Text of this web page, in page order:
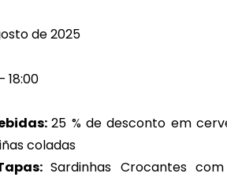
de 2025
18:00
25 % de desconto em
coladas
Sardinhas Crocantes